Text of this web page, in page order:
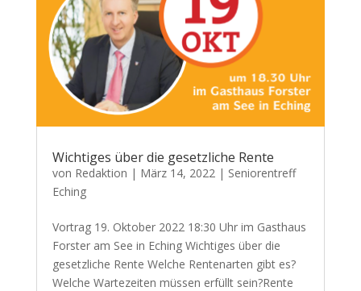
Wichtiges über die gesetzliche Rente
von Redaktion | März 14, 2022| Seniorentreff
Eching
Vortrag 19. Oktober 2022 18:30 Uhr im Gasthaus
Forster am See in Eching Wichtiges über die
gesetzliche Rente Welche Rentenarten gibt es?
Welche Wartezeiten müssen erfüllt sein?Rente